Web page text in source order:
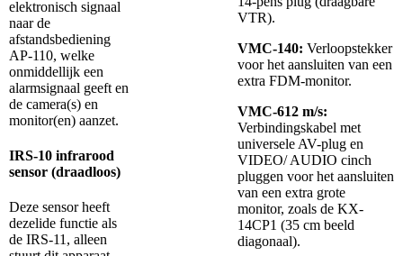
elektronisch signaal
naar de
afstandsbediening
AP-110, welke
onmiddellijk een
alarmsignaal geeft en
de camera(s) en
monitor(en) aanzet.
IRS-10 infrarood
sensor (draadloos)
Deze sensor heeft
dezelide functie als
de IRS-11, alleen
VTR).
VMC-140: Verloopstekker
voor het aansluiten van een
extra FDM-monitor.
VMC-612 m/s:
Verbindingskabel met
universele AV-plug en
VIDEO/ AUDIO cinch
pluggen voor het aansluiten
van een extra grote
monitor, zoals de KX-
14CP1 (35 cm beeld
diagonaal).